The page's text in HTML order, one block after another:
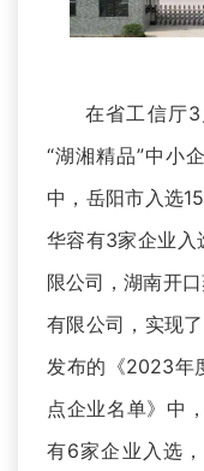
在省工信厅
“湖湘精品”中小
中，岳阳市入选
华容有3家企业入
限公司，湖南开
有限公司，实现
发布的《2023年
点企业名单》中
有6家企业入选